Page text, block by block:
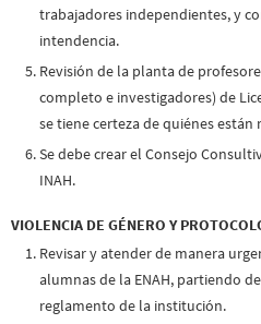
trabajadores independientes, y
intendencia.
Revisión de la planta de
completo e investigadores) de
se tiene certeza de quiénes
Se debe crear el Consejo
INAH.
VIOLENCIA DE GÉNERO Y
Revisar y atender de manera
alumnas de la ENAH, partiendo
reglamento de la institución.